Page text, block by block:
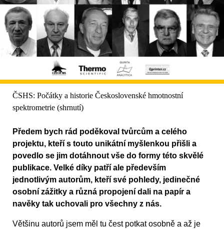
ČSHS: Počátky a historie Československé hmotnostní
spektrometrie (shrnutí)
Předem bych rád poděkoval tvůrcům a celého
projektu, kteří s touto unikátní myšlenkou přišli a
povedlo se jim dotáhnout vše do formy této skvělé
publikace. Velké díky patří ale především
jednotlivým autorům, kteří své pohledy, jedinečné
osobní zážitky a různá propojení dali na papír a
navěky tak uchovali pro všechny z nás.
Většinu autorů jsem měl tu čest potkat osobně a až je